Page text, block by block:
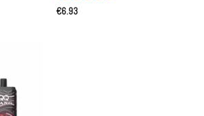
5 üzerinden
€6.93